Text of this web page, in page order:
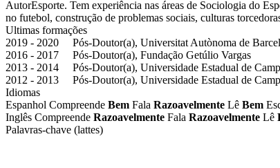
AutorEsporte. Tem experiência nas áreas de Sociologia do
no futebol, construção de problemas sociais, culturas
Ultimas formações
2019 - 2020 Pós-Doutor(a), Universitat Autònoma de
2016 - 2017 Pós-Doutor(a), Fundação Getúlio Vargas
2013 - 2014 Pós-Doutor(a), Universidade Estadual de
2012 - 2013 Pós-Doutor(a), Universidade Estadual de
Idiomas
Espanhol Compreende Bem Fala Razoavelmente Lê Bem
Inglês Compreende Razoavelmente Fala Razoavelmente Lê
Palavras-chave (lattes)